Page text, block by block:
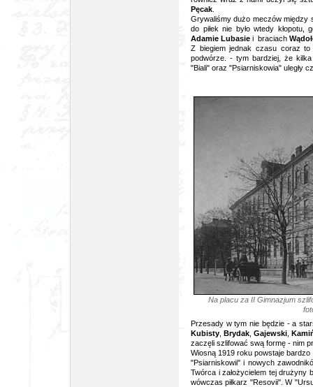
Pęcak
Grywaliśmy dużo meczów między
do piłek nie było wtedy kłopotu,
Adamie Lubasie i braciach
Z biegiem jednak czasu coraz to
podwórze. - tym bardziej, że
"Biali" oraz "Psiarniskowia" uległy
Na placu za II Gimnazjum
Przesady w tym nie będzie - a
Kubisty ,Brydak ,Gajewski ,
zaczęli szlifować swą formę - nim
Wiosną 1919 roku powstaje
"Psiarniskowii" i nowych
Twórca i założycielem tej drużyny
wówczas piłkarz "Resovii". W